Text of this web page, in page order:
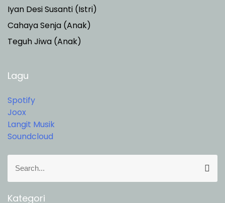
Iyan Desi Susanti (Istri)
Cahaya Senja (Anak)
Teguh Jiwa (Anak)
Lagu
Spotify
Joox
Langit Musik
Soundcloud
a
r
S
a
Kategori